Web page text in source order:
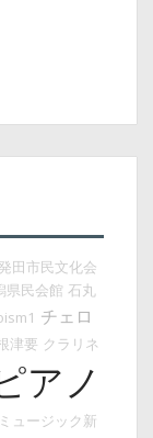
田市民文化会
県民会館 石丸
チェロ
津要 クラリネ
アノ
ュージック新